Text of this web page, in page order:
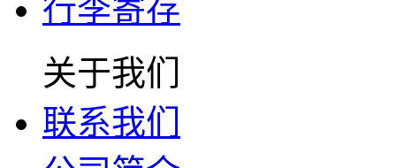
行李寄存
关于我们
联系我们